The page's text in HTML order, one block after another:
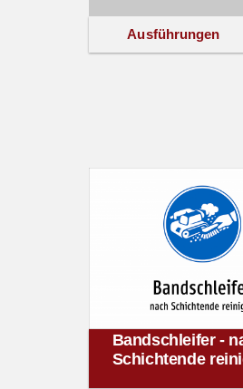
Ausführungen
Bandschleifer -
Schichtende